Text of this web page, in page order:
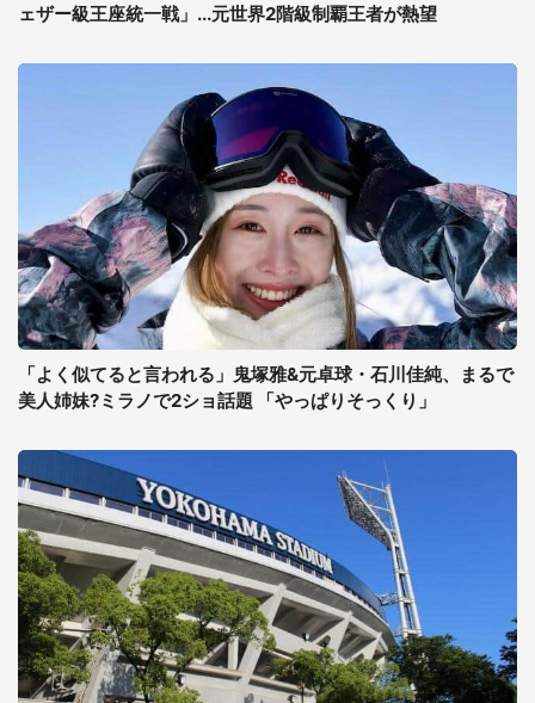
ェザー級王座統一戦」...元世界2階級制覇王者が熱望
「よく似てると言われる」鬼塚雅&元卓球・石川佳純、まるで
美人姉妹?ミラノで2ショ話題 「やっぱりそっくり」